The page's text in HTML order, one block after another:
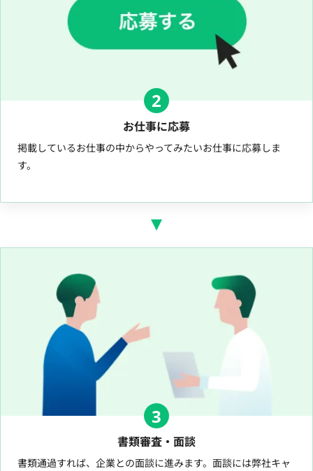
2
お仕事に応募
掲載しているお仕事の中からやってみたいお仕事に応募しま
す。
3
書類審査・面談
書類通過すれば、企業との面談に進みます。面談には弊社キャ